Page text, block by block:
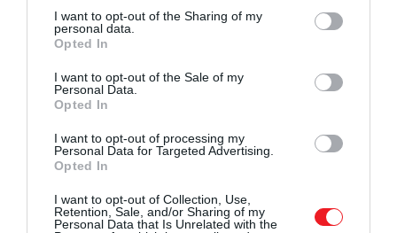
not limited to your visit or usage behaviour. You may click to
grant or deny consent to Google and its third-party tags to
use your data for below specified purposes in below Google
consent section.
I want to opt-out of the Sharing of my
personal data.
Opted In
I want to opt-out of the Sale of my
Personal Data.
Opted In
I want to opt-out of processing my
Personal Data for Targeted Advertising.
Opted In
I want to opt-out of Collection, Use,
Retention, Sale, and/or Sharing of my
Personal Data that Is Unrelated with the